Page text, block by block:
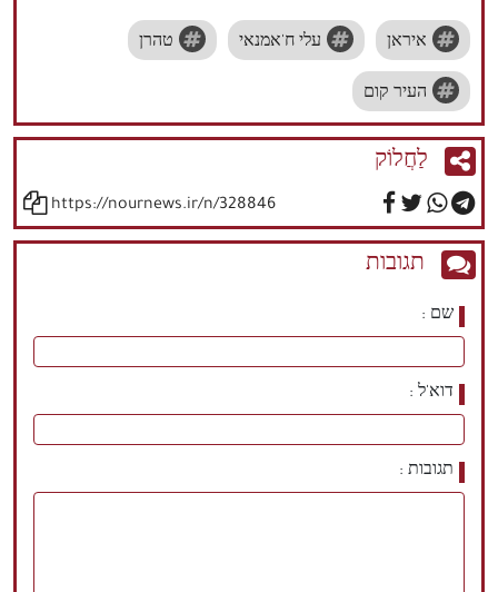
איראן עלי ח'אמנאי טהרן
העיר קום
לַחֲלוֹק
https://nournews.ir/n/328846
תגובות
שם
דוא'ל
תגובות